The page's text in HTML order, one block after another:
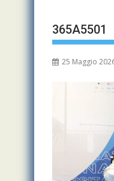
365A5501
25 Maggio